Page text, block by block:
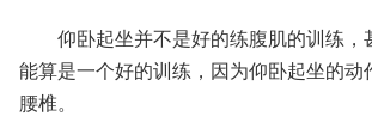
仰卧起坐并不是好的练腹肌的训练，
能算是一个好的训练，因为仰卧起坐的动
腰椎。